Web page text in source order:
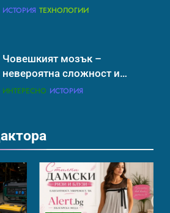
възможност
ИНТЕРЕСНО ИСТОРИЯ
Ритуали от други култури,
свързани със смъртта
ИСТОРИЯ
Идеи за съвременен дизайн
ИСТОРИЯ